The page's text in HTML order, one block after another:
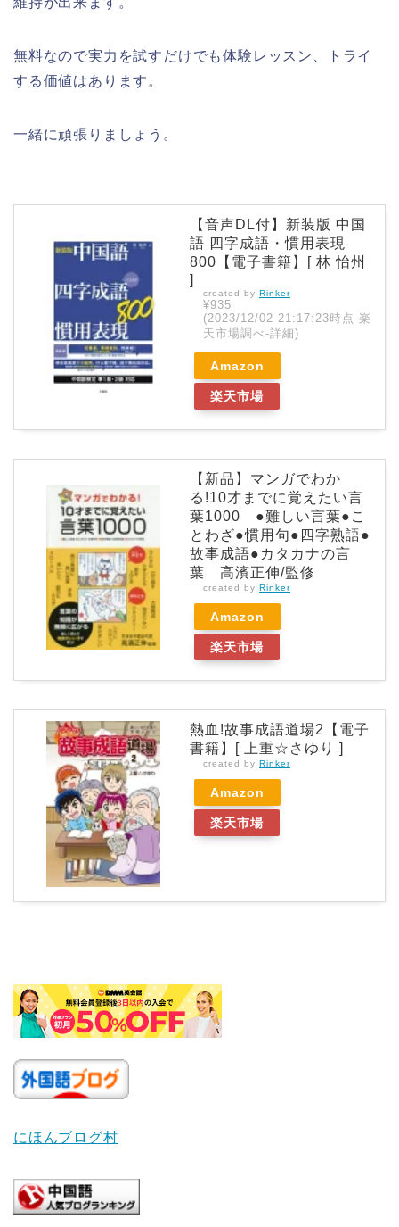
無料なので実力を試すだけでも体験レッスン、トライ
する価値はあります。
一緒に頑張りましょう。
【音声DL付】新装版 中国
語 四字成語・慣用表現
800【電子書籍】[ 林 怡州
]
created by Rinker
¥935
(2023/12/02 21:17:23時点 楽
天市場調べ-詳細)
Amazon
楽天市場
【新品】マンガでわか
る!10才までに覚えたい言
葉1000 ●難しい言葉●こ
とわざ●慣用句●四字熟語●
故事成語●カタカナの言
葉 高濱正伸/監修
created by Rinker
Amazon
楽天市場
熱血!故事成語道場2【電子
書籍】[ 上重☆さゆり ]
created by Rinker
Amazon
楽天市場
にほんブログ村